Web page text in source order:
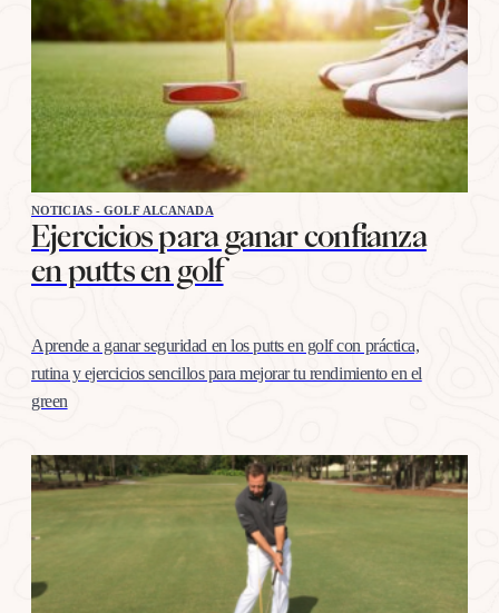
NOTICIAS - GOLF ALCANADA
Ejercicios para ganar confianza
en putts en golf
Aprende a ganar seguridad en los putts en golf con práctica,
rutina y ejercicios sencillos para mejorar tu rendimiento en el
green